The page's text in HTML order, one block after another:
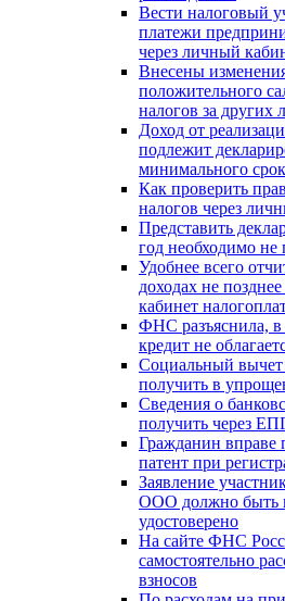
Вести налоговый
платежи
через личный
Внесены
положительного
налогов за других
Доход от
подлежит
минимального
Как проверить
налогов через
Представить
год необходимо не
Удобнее всего
доходах не
кабинет
ФНС разъяснила, в
кредит не
Социальный
получить в
Сведения о
получить через
Гражданин вправе
патент при
Заявление
ООО должно быть
удостоверено
На сайте ФНС
самостоятельно
взносов